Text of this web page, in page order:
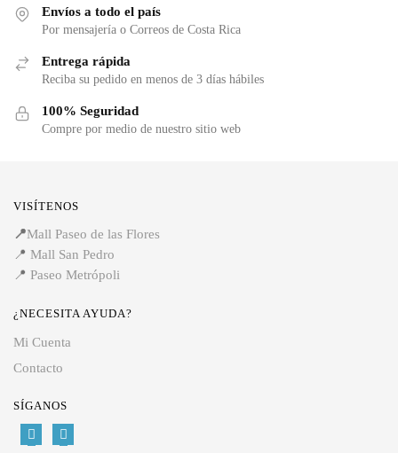
Envíos a todo el país
Por mensajería o Correos de Costa Rica
Entrega rápida
Reciba su pedido en menos de 3 días hábiles
100% Seguridad
Compre por medio de nuestro sitio web
VISÍTENOS
📍Mall Paseo de las Flores
📍 Mall San Pedro
📍 Paseo Metrópoli
¿NECESITA AYUDA?
Mi Cuenta
Contacto
SÍGANOS